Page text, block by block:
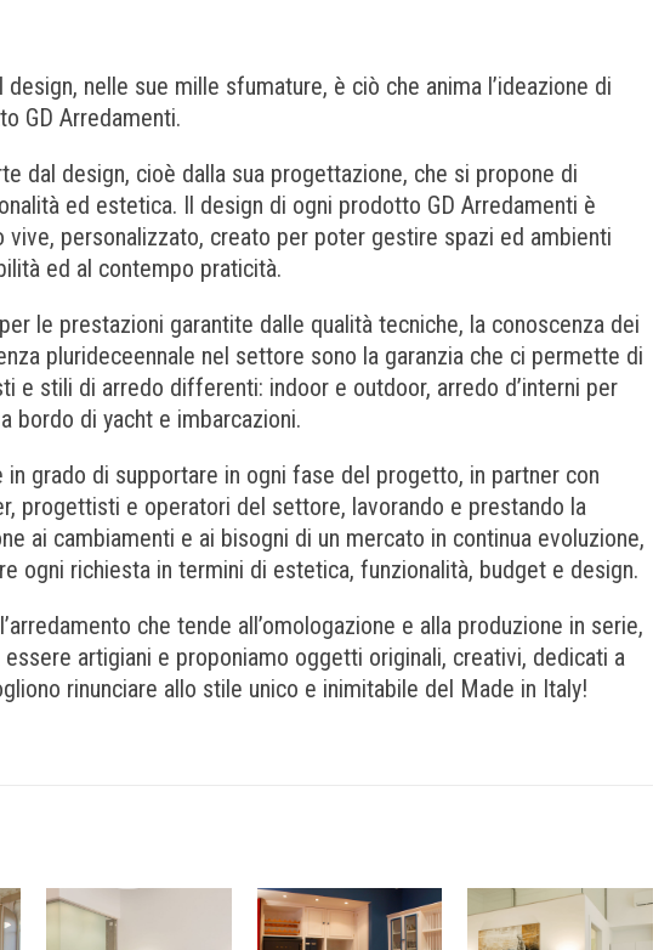
design, nelle sue mille sfumature, è ciò che anima l’ideazione di
GD Arredamenti.
dal design, cioè dalla sua progettazione, che si propone di
ed estetica. Il design di ogni prodotto GD Arredamenti è
vive, personalizzato, creato per poter gestire spazi ed ambienti
ed al contempo praticità.
le prestazioni garantite dalle qualità tecniche, la conoscenza dei
plurideceennale nel settore sono la garanzia che ci permette di
e stili di arredo differenti: indoor e outdoor, arredo d’interni per
bordo di yacht e imbarcazioni.
in grado di supportare in ogni fase del progetto, in partner con
progettisti e operatori del settore, lavorando e prestando la
ai cambiamenti e ai bisogni di un mercato in continua evoluzione,
ogni richiesta in termini di estetica, funzionalità, budget e design.
che tende all’omologazione e alla produzione in serie,
essere artigiani e proponiamo oggetti originali, creativi, dedicati a
rinunciare allo stile unico e inimitabile del Made in Italy!